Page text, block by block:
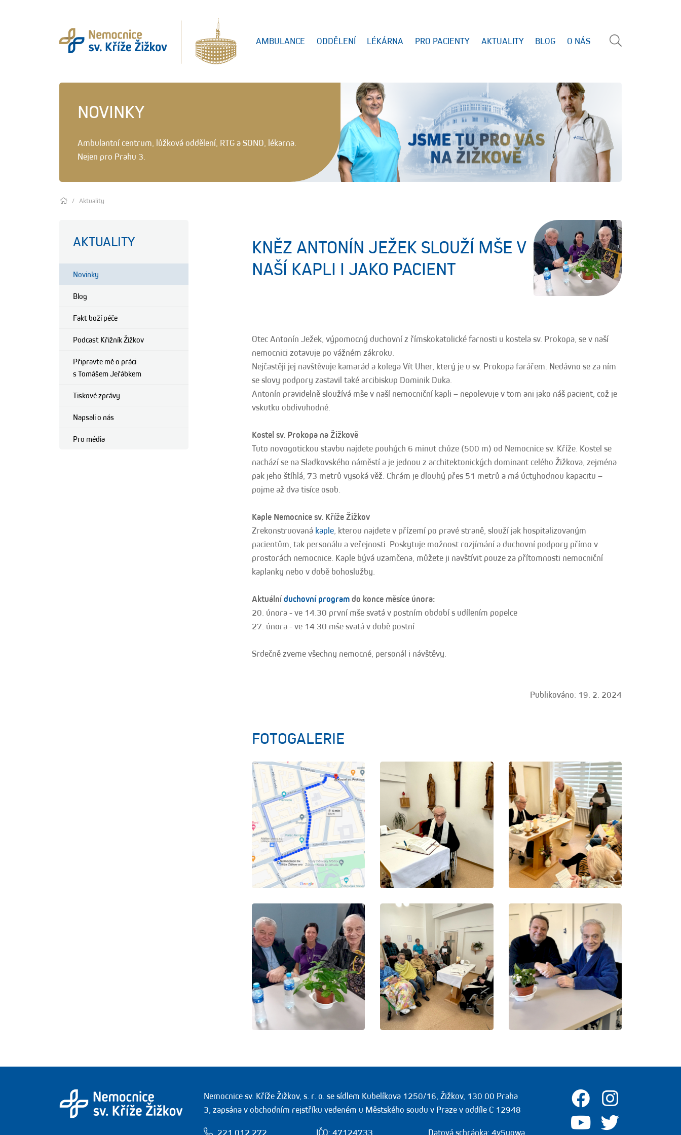
AMBULANCE ODDĚLENÍ LÉKÁRNA PRO PACIENTY AKTUALITY BLOG O NÁS
NOVINKY
Ambulantní centrum, lůžková oddělení, RTG a SONO, lékarna.
Nejen pro Prahu 3.
Aktuality
AKTUALITY
Novinky
Blog
Fakt boží péče
Podcast Křižník Žižkov
Připravte mě o práci
s Tomášem Jeřábkem
Tiskové zprávy
Napsali o nás
Pro média
KNĚZ ANTONÍN JEŽEK SLOUŽÍ MŠE V
NAŠÍ KAPLI I JAKO PACIENT
Otec Antonín Ježek, výpomocný duchovní z římskokatolické farnosti u kostela sv. Prokopa, se v naší
nemocnici zotavuje po vážném zákroku.
Nejčastěji jej navštěvuje kamarád a kolega Vít Uher, který je u sv. Prokopa farářem. Nedávno se za ním
se slovy podpory zastavil také arcibiskup Dominik Duka.
Antonín pravidelně sloužívá mše v naší nemocniční kapli – nepolevuje v tom ani jako náš pacient, což je
vskutku obdivuhodné.
Kostel sv. Prokopa na Žižkově
Tuto novogotickou stavbu najdete pouhých 6 minut chůze (500 m) od Nemocnice sv. Kříže. Kostel se
nachází se na Sladkovského náměstí a je jednou z architektonických dominant celého Žižkova, zejména
pak jeho štíhlá, 73 metrů vysoká věž. Chrám je dlouhý přes 51 metrů a má úctyhodnou kapacitu –
pojme až dva tisíce osob.
Kaple Nemocnice sv. Kříže Žižkov
Zrekonstruovaná kaple, kterou najdete v přízemí po pravé straně, slouží jak hospitalizovaným
pacientům, tak personálu a veřejnosti. Poskytuje možnost rozjímání a duchovní podpory přímo v
prostorách nemocnice. Kaple bývá uzamčena, můžete ji navštívit pouze za přítomnosti nemocniční
kaplanky nebo v době bohoslužby.
Aktuálníduchovní programdo konce měsíce února:
20. února - ve 14.30 první mše svatá v postním období s udílením popelce
27. února - ve 14.30 mše svatá v době postní
Srdečně zveme všechny nemocné, personál i návštěvy.
Publikováno: 19. 2. 2024
FOTOGALERIE
Nemocnice sv. Kříže Žižkov, s. r. o. se sídlem Kubelíkova 1250/16, Žižkov, 130 00 Praha
3, zapsána v obchodním rejstříku vedeném u Městského soudu v Praze v oddíle C 12948
221 012 272 IČO: 47124733 Datová schránka: 4v5yqwa